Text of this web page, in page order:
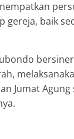
gereja, baik
Jumat Agung